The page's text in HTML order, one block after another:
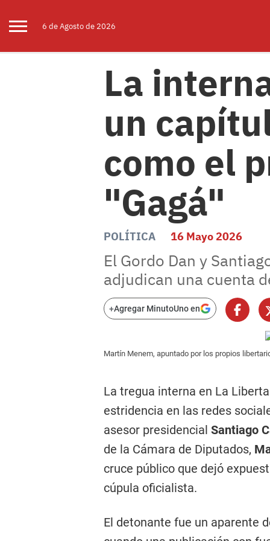
6 deAgostode 2026
La
un
como el
"Gagá"
POLÍTICA 16 Mayo 2026
El Gordo Dan y
adjudican una cuenta
+Agregar MinutoUno en
Martín Menem, apuntado por los propios
La tregua interna en La
estridencia en las redes
asesor presidencial Santiago
de la Cámara de Diputados,
cruce público que dejó
cúpula oficialista.
El detonante fue un aparente